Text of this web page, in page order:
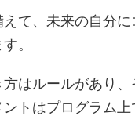
て、未来の自分
。
はルールがあり
トはプログラム上